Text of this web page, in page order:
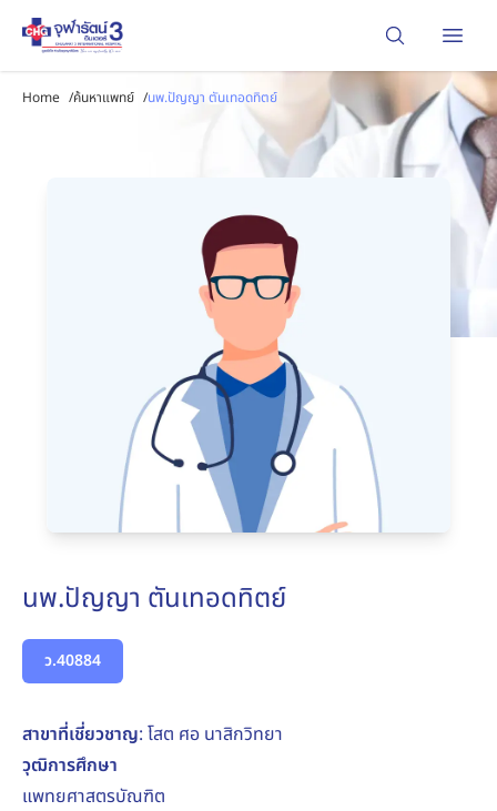
Home /ค้นหาแพทย์ /นพ.ปัญญา ตันเทอดทิตย์
นพ.ปัญญา ตันเทอดทิตย์
ว.40884
สาขาที่เชี่ยวชาญ: โสต ศอ นาสิกวิทยา
วุฒิการศึกษา
แพทยศาสตรบัณฑิต